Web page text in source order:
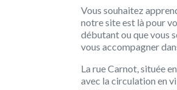
Vous souhaitez
notre site est là pour
débutant ou que vous
vous accompagner
La rue Carnot, située
avec la circulation en